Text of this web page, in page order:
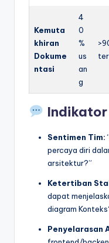
Kemuta
khiran
Dokume
ntasi
4
0
%
us
an
g
Sentimen Tim:
percaya diri
arsitektur?”
Ketertiban
dapat
diagram
Penyelarasan